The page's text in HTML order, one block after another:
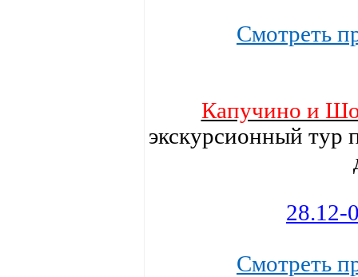
Cмотреть
Капучино и
экскурсионный
28.12-
Cмотреть